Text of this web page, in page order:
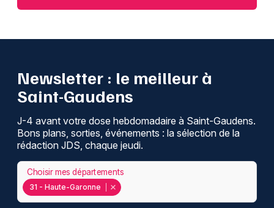
Newsletter : le meilleur à
Saint-Gaudens
J-4 avant votre dose hebdomadaire à Saint-Gaudens.
Bons plans, sorties, événements : la sélection de la
rédaction JDS, chaque jeudi.
31 - Haute-Garonne
Choisir mes départements